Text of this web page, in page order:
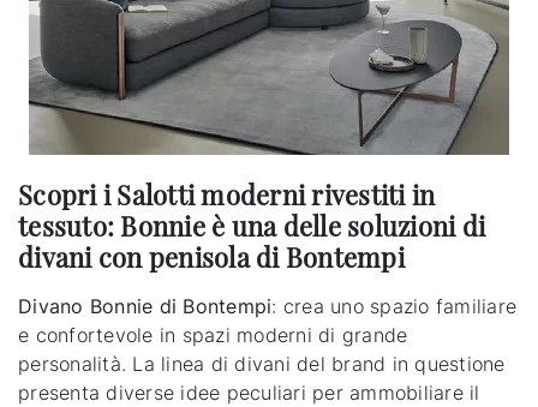
Scopri i Salotti moderni rivestiti in
tessuto: Bonnie è una delle soluzioni di
divani con penisola di Bontempi
Divano Bonnie di Bontempi: crea uno spazio familiare
e confortevole in spazi moderni di grande
personalità. La linea di divani del brand in questione
presenta diverse idee peculiari per ammobiliare il